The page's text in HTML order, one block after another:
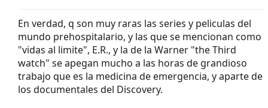
En verdad, q son muy raras las series y peliculas del
mundo prehospitalario, y las que se mencionan como
"vidas al limite", E.R., y la de la Warner "the Third
watch" se apegan mucho a las horas de grandioso
trabajo que es la medicina de emergencia, y aparte de
los documentales del Discovery.